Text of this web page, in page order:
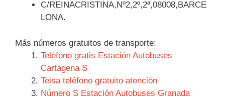
C/REINACRISTINA,Nº2,2º,2ª,08008,BARCE
LONA.
Más números gratuitos de transporte:
Teléfono gratis Estación Autobuses
Cartagena S
Teisa teléfono gratuito atención
Número S Estación Autobuses Granada